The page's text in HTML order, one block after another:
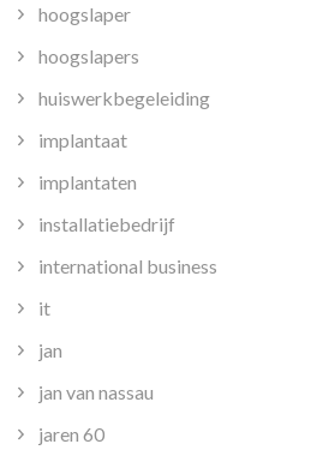
hoogslaper
hoogslapers
huiswerkbegeleiding
implantaat
implantaten
installatiebedrijf
international business
it
jan
jan van nassau
jaren 60